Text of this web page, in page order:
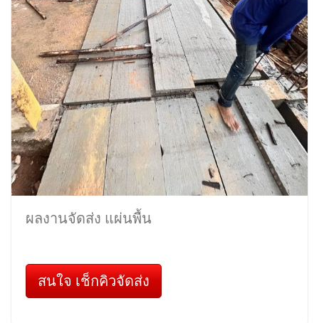
ผลงานจัดส่ง แผ่นพื้น
สนใจ เช็กคิวจัดส่ง